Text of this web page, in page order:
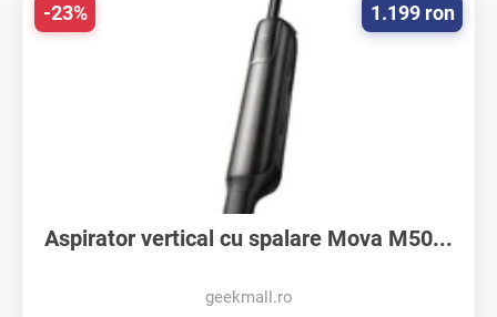
Aspirator vertical cu spalare Mova M50...
geekmall.ro
1.199 ron
-23%